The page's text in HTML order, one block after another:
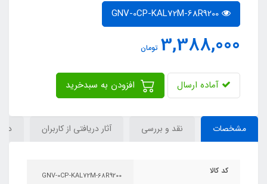
3,388,000 تومان
آماده ارسال
مشخصات نقد و بررسی آثار دریافتی از کاربران
کد کالا GNV-0CP-KAL72M-68R9200